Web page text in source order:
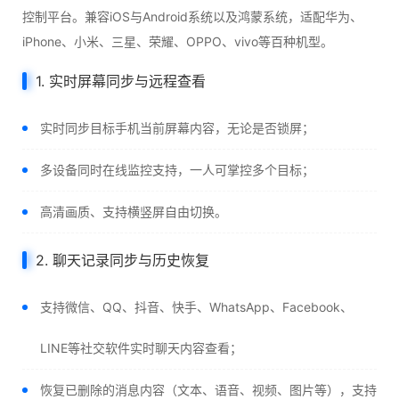
控制平台。兼容iOS与Android系统以及鸿蒙系统，适配华为、
iPhone、小米、三星、荣耀、OPPO、vivo等百种机型。
1. 实时屏幕同步与远程查看
实时同步目标手机当前屏幕内容，无论是否锁屏；
多设备同时在线监控支持，一人可掌控多个目标；
高清画质、支持横竖屏自由切换。
2. 聊天记录同步与历史恢复
支持微信、QQ、抖音、快手、WhatsApp、Facebook、
LINE等社交软件实时聊天内容查看；
恢复已删除的消息内容（文本、语音、视频、图片等），支持